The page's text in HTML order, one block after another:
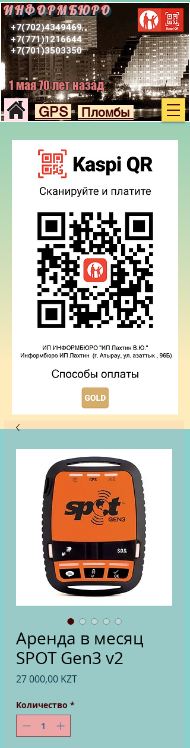
ИНФОРМБЮРО
+7(701)3503350
+7(702)4349469
+7(771)1216644
GPS Пломбы
1 мая 70 лет назад
Аренда в месяц
SPOT Gen3 v2
27 000,00 KZTЦена
Количество *